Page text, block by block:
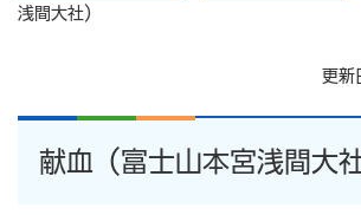
浅間大社）
更新
献血（富士山本宮浅間大社